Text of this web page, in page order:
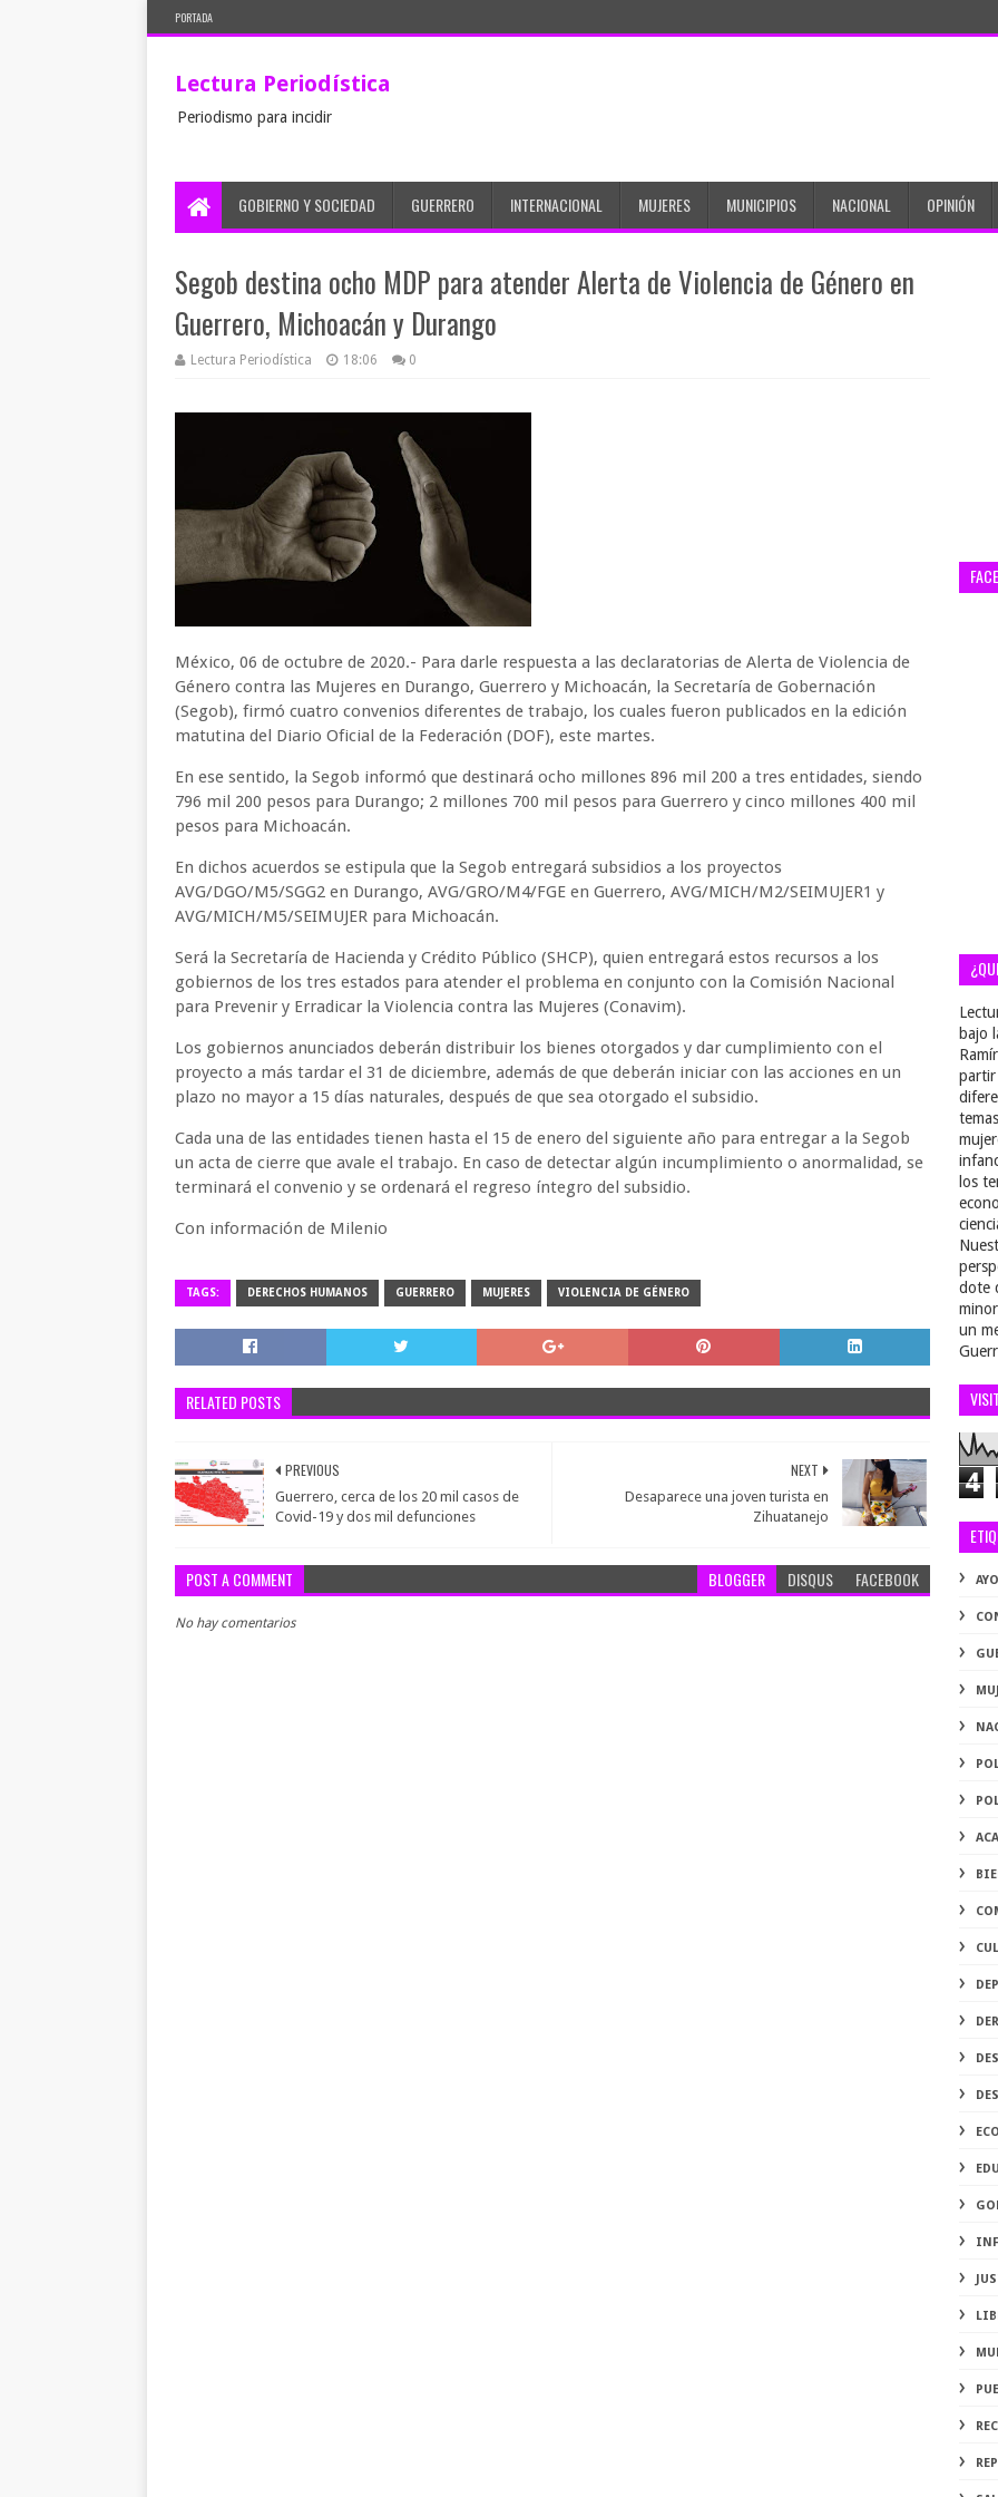
PORTADA
Lectura Periodística
Periodismo para incidir
GOBIERNO Y SOCIEDAD GUERRERO INTERNACIONAL MUJERES MUNICIPIOS NACIONAL OPINIÓN
Segob destina ocho MDP para atender Alerta de Violencia de Género en
Guerrero, Michoacán y Durango
Lectura Periodística 18:06 0
México, 06 de octubre de 2020.- Para darle respuesta a las declaratorias de Alerta de Violencia de
Género contra las Mujeres en Durango, Guerrero y Michoacán, la Secretaría de Gobernación
(Segob), firmó cuatro convenios diferentes de trabajo, los cuales fueron publicados en la edición
matutina del Diario Oficial de la Federación (DOF), este martes.
En ese sentido, la Segob informó que destinará ocho millones 896 mil 200 a tres entidades, siendo
796 mil 200 pesos para Durango; 2 millones 700 mil pesos para Guerrero y cinco millones 400 mil
pesos para Michoacán.
En dichos acuerdos se estipula que la Segob entregará subsidios a los proyectos
AVG/DGO/M5/SGG2 en Durango, AVG/GRO/M4/FGE en Guerrero, AVG/MICH/M2/SEIMUJER1 y
AVG/MICH/M5/SEIMUJER para Michoacán.
Será la Secretaría de Hacienda y Crédito Público (SHCP), quien entregará estos recursos a los
gobiernos de los tres estados para atender el problema en conjunto con la Comisión Nacional
para Prevenir y Erradicar la Violencia contra las Mujeres (Conavim).
Los gobiernos anunciados deberán distribuir los bienes otorgados y dar cumplimiento con el
proyecto a más tardar el 31 de diciembre, además de que deberán iniciar con las acciones en un
plazo no mayor a 15 días naturales, después de que sea otorgado el subsidio.
Cada una de las entidades tienen hasta el 15 de enero del siguiente año para entregar a la Segob
un acta de cierre que avale el trabajo. En caso de detectar algún incumplimiento o anormalidad, se
terminará el convenio y se ordenará el regreso íntegro del subsidio.
Con información de Milenio
TAGS: DERECHOS HUMANOS GUERRERO MUJERES VIOLENCIA DE GÉNERO
RELATED POSTS
NEXT
Desaparece una joven turista en
Zihuatanejo
PREVIOUS
Guerrero, cerca de los 20 mil casos de
Covid-19 y dos mil defunciones
POST A COMMENT BLOGGER DISQUS FACEBOOK
No hay comentarios
bajo
partir
los
dote
un
4